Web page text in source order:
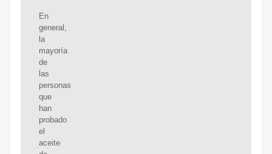
En
general,
la
mayoría
de
las
personas
que
han
probado
el
aceite